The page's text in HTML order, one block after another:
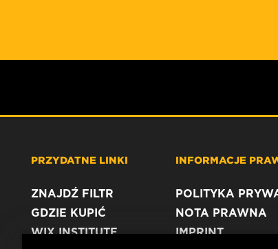
PRZYDATNE LINKI
ZNAJDŹ FILTR
GDZIE KUPIĆ
WIX INSTITUTE
INFORMACJE
POLITYKA
NOTA PRAWNA
IMPRINT